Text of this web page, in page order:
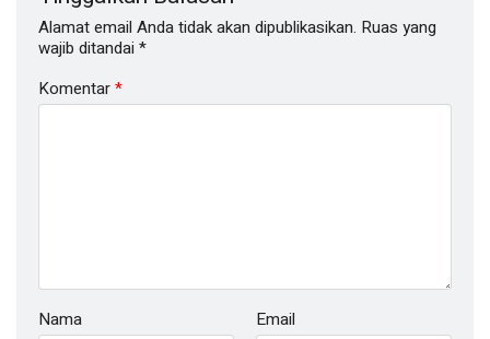
Alamat email Anda tidak akan dipublikasikan. Ruas yang
wajib ditandai *
Komentar*
Nama Email